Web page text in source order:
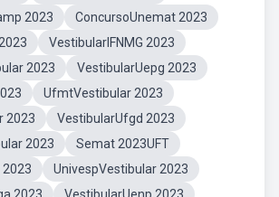
2023
ConcursoUnemat 2023
VestibularIFNMG 2023
2023
VestibularUepg 2023
UfmtVestibular 2023
2023
VestibularUfgd 2023
2023
Semat 2023UFT
UnivespVestibular 2023